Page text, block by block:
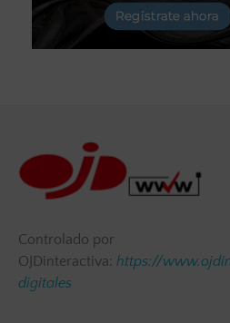
Controlado por
OJDinteractiva: https://
digitales